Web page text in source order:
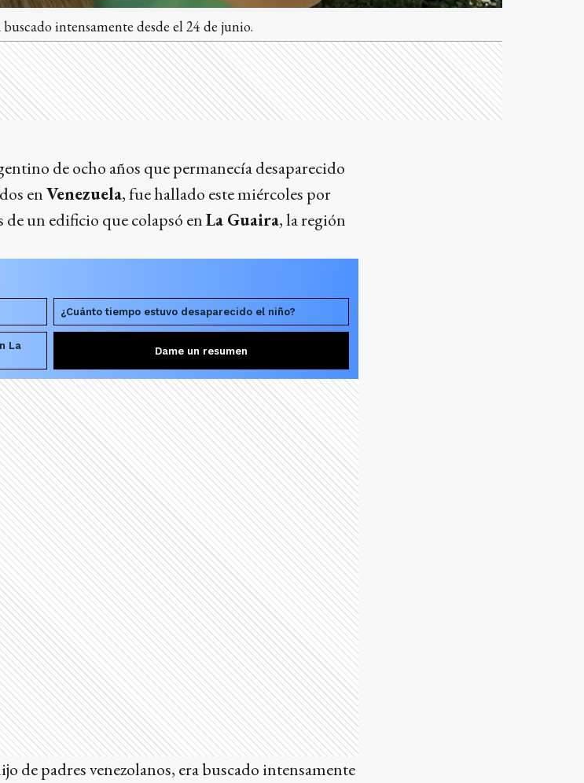
intensamente desde el 24 de junio.
de ocho años que permanecía desaparecido
enVenezuela, fue hallado este miércoles por
de un edificio que colapsó enLa Guaira, la región
¿Cuánto tiempo estuvo desaparecido el niño?
La
Dame un resumen
de padres venezolanos, era buscado intensamente